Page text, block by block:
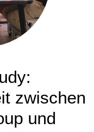
zwischen
und